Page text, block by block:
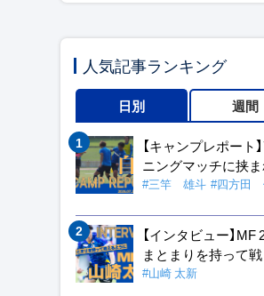
人気記事ランキング
日別 週間
【キャンプレポー
ニングマッチに挟
#三竿 雄斗 #四方田
【インタビュー】
まとまりを持って
#山崎 太新